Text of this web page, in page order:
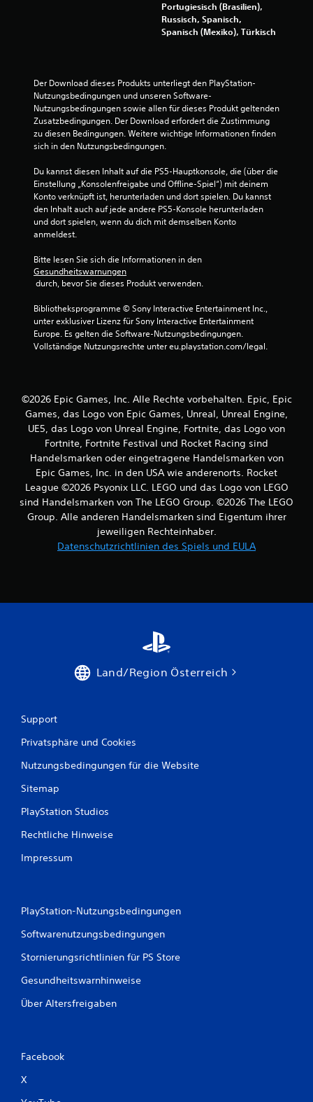
S
t
r
n
e
n
a
8
1
2
B
e
e
t
Portugiesisch (Brasilien),
Russisch, Spanisch,
Spanisch (Mexiko), Türkisch
Der Download dieses Produkts unterliegt den PlayStation-
Nutzungsbedingungen und unseren Software-
Nutzungsbedingungen sowie allen für dieses Produkt geltenden
Zusatzbedingungen. Der Download erfordert die Zustimmung
zu diesen Bedingungen. Weitere wichtige Informationen finden
sich in den Nutzungsbedingungen.
Du kannst diesen Inhalt auf die PS5-Hauptkonsole, die (über die
Einstellung „Konsolenfreigabe und Offline-Spiel“) mit deinem
Konto verknüpft ist, herunterladen und dort spielen. Du kannst
den Inhalt auch auf jede andere PS5-Konsole herunterladen
und dort spielen, wenn du dich mit demselben Konto
anmeldest.
Bitte lesen Sie sich die Informationen in den
Gesundheitswarnungen
durch, bevor Sie dieses Produkt verwenden.
Bibliotheksprogramme © Sony Interactive Entertainment Inc.,
unter exklusiver Lizenz für Sony Interactive Entertainment
Europe. Es gelten die Software-Nutzungsbedingungen.
Vollständige Nutzungsrechte unter eu.playstation.com/legal.
©2026 Epic Games, Inc. Alle Rechte vorbehalten. Epic, Epic
Games, das Logo von Epic Games, Unreal, Unreal Engine,
UE5, das Logo von Unreal Engine, Fortnite, das Logo von
Fortnite, Fortnite Festival und Rocket Racing sind
Handelsmarken oder eingetragene Handelsmarken von
Epic Games, Inc. in den USA wie anderenorts. Rocket
League ©2026 Psyonix LLC. LEGO und das Logo von LEGO
sind Handelsmarken von The LEGO Group. ©2026 The LEGO
Group. Alle anderen Handelsmarken sind Eigentum ihrer
jeweiligen Rechteinhaber.
Datenschutzrichtlinien des Spiels und EULA
Land/Region Österreich
Support
Privatsphäre und Cookies
Nutzungsbedingungen für die Website
Sitemap
PlayStation Studios
Rechtliche Hinweise
Impressum
PlayStation-Nutzungsbedingungen
Softwarenutzungsbedingungen
Stornierungsrichtlinien für PS Store
Gesundheitswarnhinweise
Über Altersfreigaben
Facebook
X